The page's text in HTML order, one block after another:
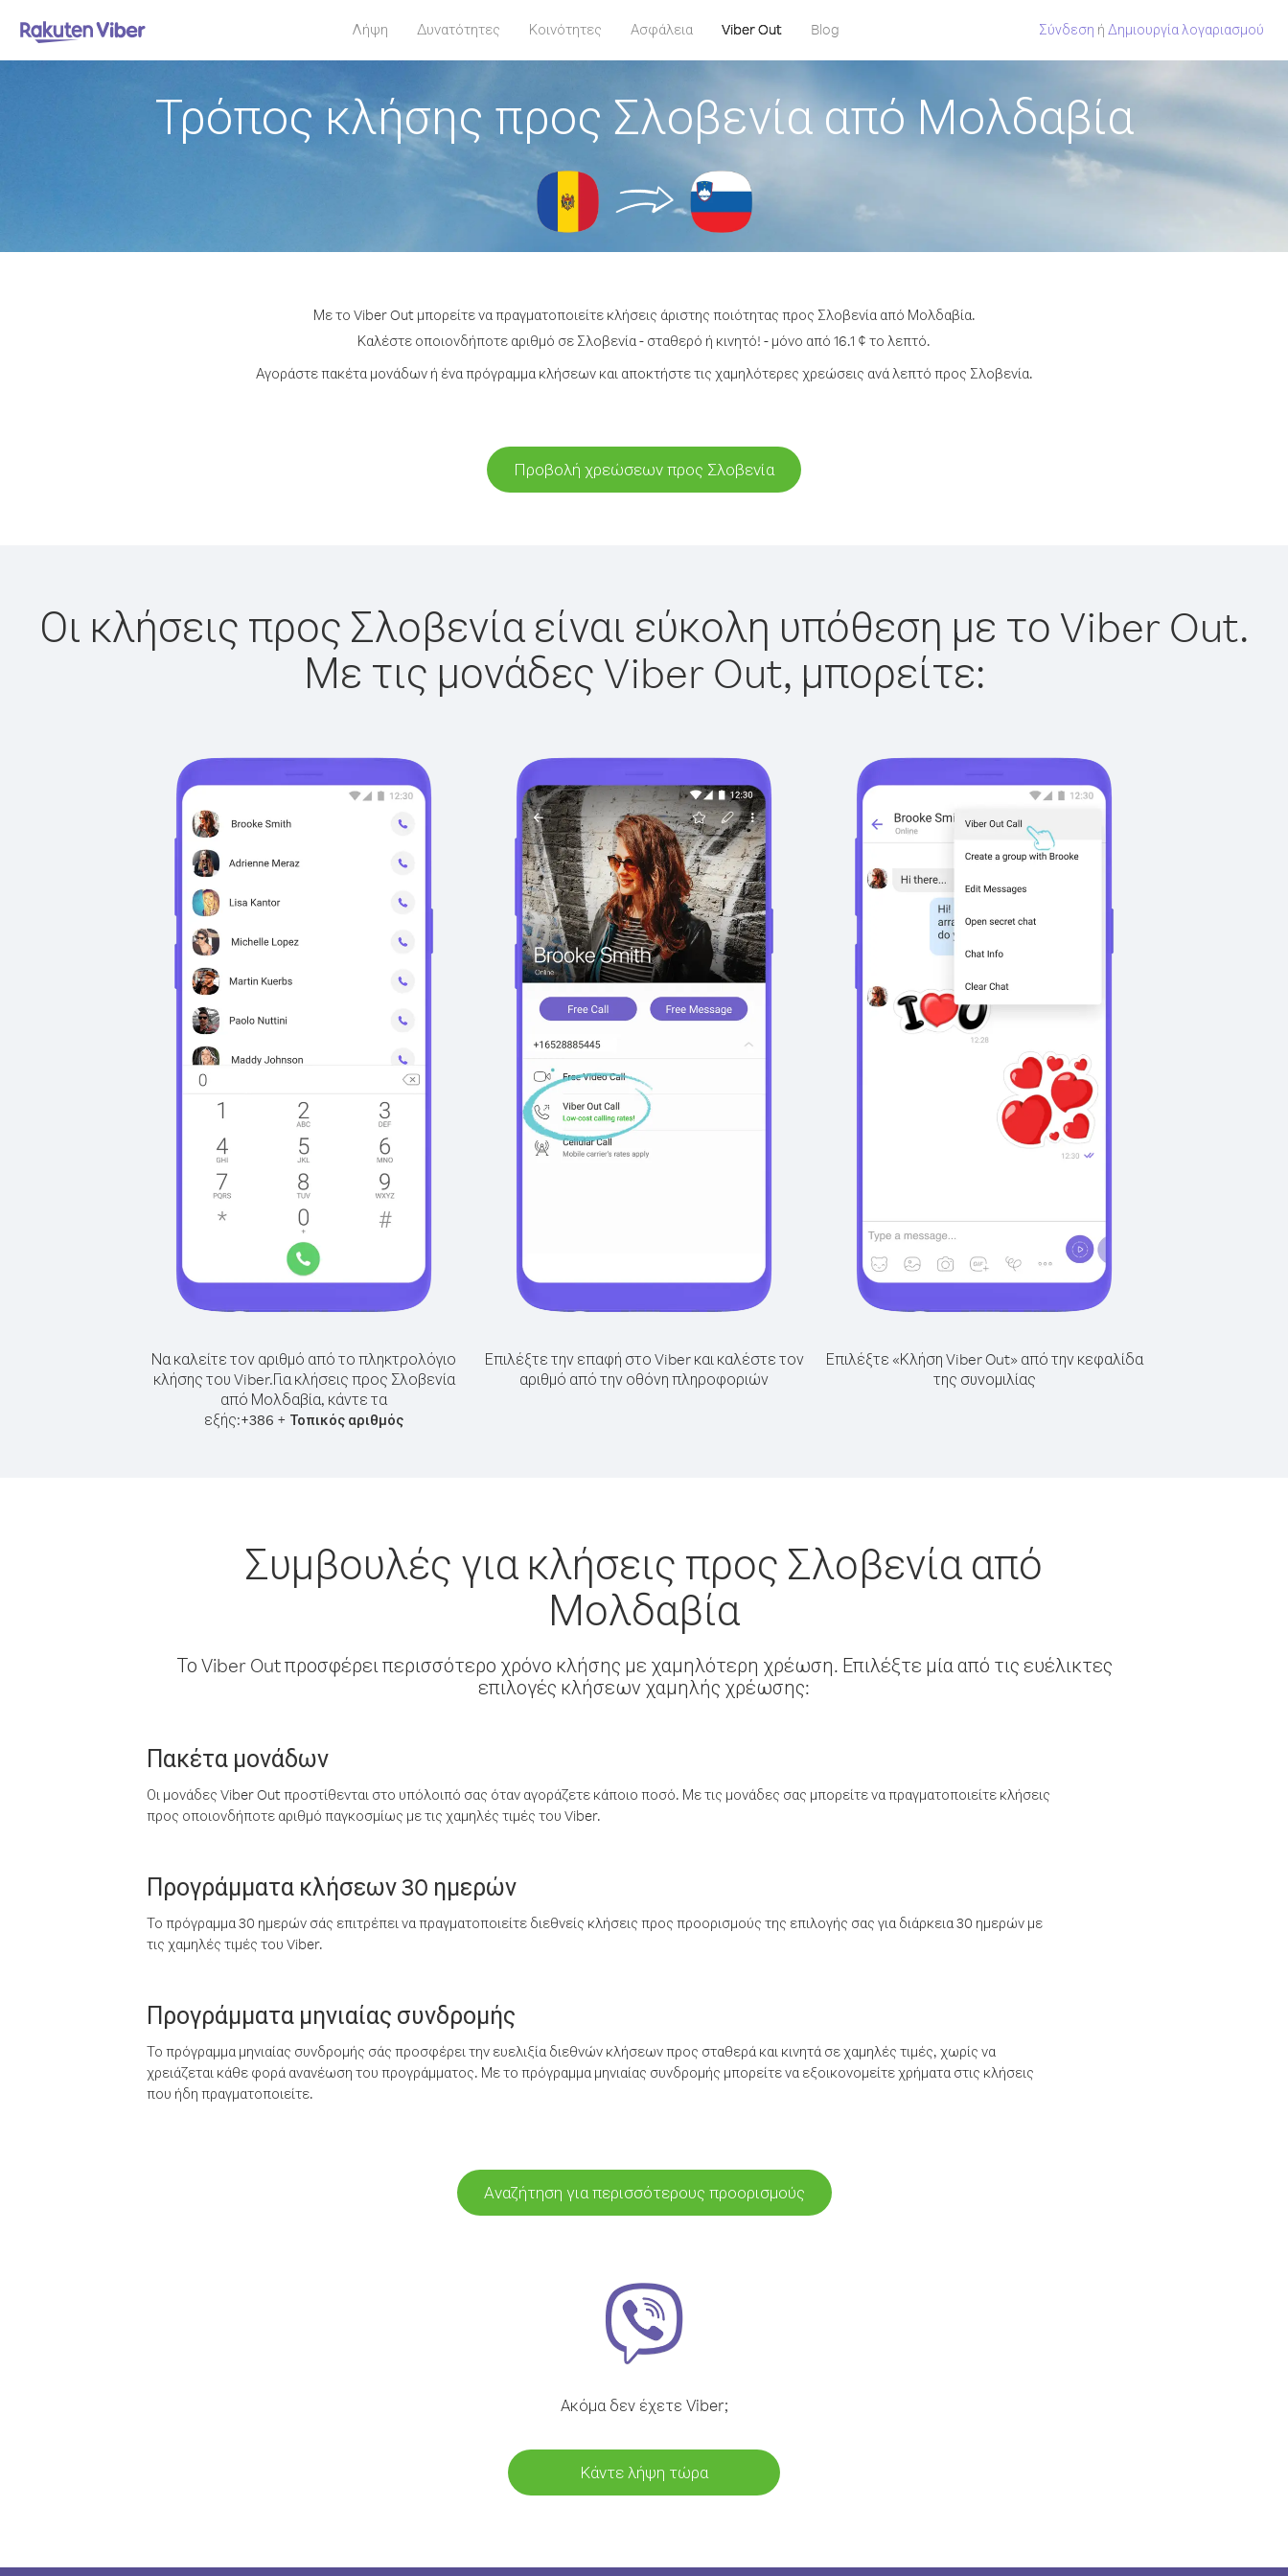
Λήψη Δυνατότητες Κοινότητες Ασφάλεια Viber Out Blog Σύνδεση ή Δημιουργία λογαριασμού
Τρόπος κλήσης προς Σλοβενία από Μολδαβία
Με το Viber Out μπορείτε να πραγματοποιείτε κλήσεις άριστης ποιότητας προς Σλοβενία από Μολδαβία.
Καλέστε οποιονδήποτε αριθμό σε Σλοβενία - σταθερό ή κινητό! - μόνο από 16.1 ¢ το λεπτό.
Αγοράστε πακέτα μονάδων ή ένα πρόγραμμα κλήσεων και αποκτήστε τις χαμηλότερες χρεώσεις ανά λεπτό προς Σλοβενία.
Προβολή χρεώσεων προς Σλοβενία
Οι κλήσεις προς Σλοβενία είναι εύκολη υπόθεση με το Viber Out.
Με τις μονάδες Viber Out, μπορείτε:
Να καλείτε τον αριθμό από το πληκτρολόγιο
κλήσης του Viber.Για κλήσεις προς Σλοβενία
από Μολδαβία, κάντε τα
εξής:+386 + Τοπικός αριθμός
Επιλέξτε την επαφή στο Viber και καλέστε τον
αριθμό από την οθόνη πληροφοριών
Επιλέξτε «Κλήση Viber Out» από την κεφαλίδα
της συνομιλίας
Συμβουλές για κλήσεις προς Σλοβενία από
Μολδαβία
Το Viber Out προσφέρει περισσότερο χρόνο κλήσης με χαμηλότερη χρέωση. Επιλέξτε μία από τις ευέλικτες
επιλογές κλήσεων χαμηλής χρέωσης:
Πακέτα μονάδων
Οι μονάδες Viber Out προστίθενται στο υπόλοιπό σας όταν αγοράζετε κάποιο ποσό. Με τις μονάδες σας μπορείτε να πραγματοποιείτε κλήσεις
προς οποιονδήποτε αριθμό παγκοσμίως με τις χαμηλές τιμές του Viber.
Προγράμματα κλήσεων 30 ημερών
Το πρόγραμμα 30 ημερών σάς επιτρέπει να πραγματοποιείτε διεθνείς κλήσεις προς προορισμούς της επιλογής σας για διάρκεια 30 ημερών με
τις χαμηλές τιμές του Viber.
Προγράμματα μηνιαίας συνδρομής
Το πρόγραμμα μηνιαίας συνδρομής σάς προσφέρει την ευελιξία διεθνών κλήσεων προς σταθερά και κινητά σε χαμηλές τιμές, χωρίς να
χρειάζεται κάθε φορά ανανέωση του προγράμματος. Με το πρόγραμμα μηνιαίας συνδρομής μπορείτε να εξοικονομείτε χρήματα στις κλήσεις
που ήδη πραγματοποιείτε.
Αναζήτηση για περισσότερους προορισμούς
Ακόμα δεν έχετε Viber;
Κάντε λήψη τώρα